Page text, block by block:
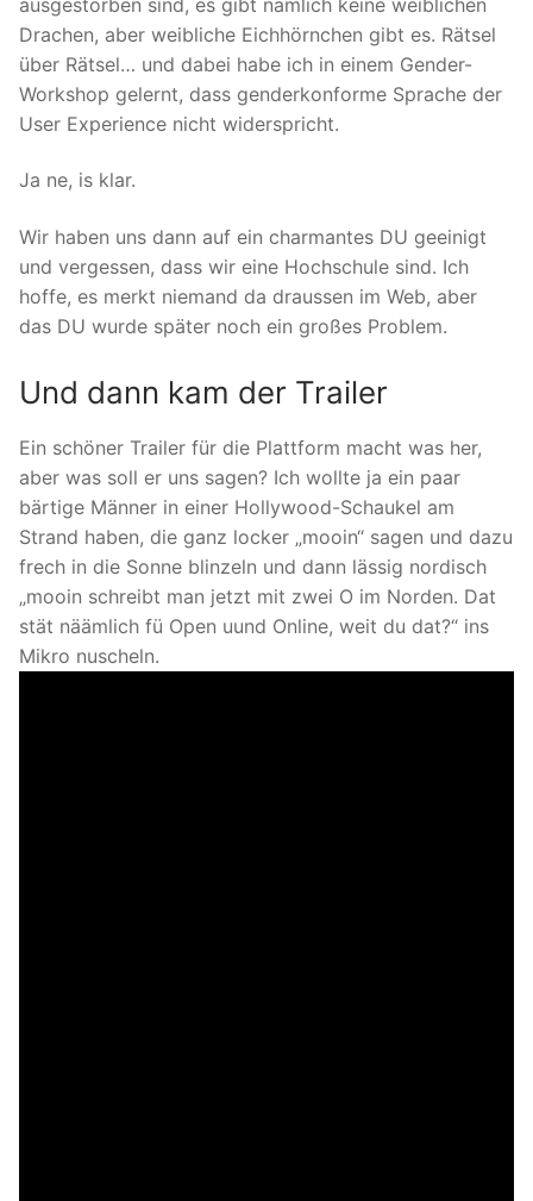
Drachen, aber weibliche Eichhörnchen gibt es. Rätsel
über Rätsel… und dabei habe ich in einem Gender-
Workshop gelernt, dass genderkonforme Sprache der
User Experience nicht widerspricht.
Ja ne, is klar.
Wir haben uns dann auf ein charmantes DU geeinigt
und vergessen, dass wir eine Hochschule sind. Ich
hoffe, es merkt niemand da draussen im Web, aber
das DU wurde später noch ein großes Problem.
Und dann kam der Trailer
Ein schöner Trailer für die Plattform macht was her,
aber was soll er uns sagen? Ich wollte ja ein paar
bärtige Männer in einer Hollywood-Schaukel am
Strand haben, die ganz locker „mooin“ sagen und dazu
frech in die Sonne blinzeln und dann lässig nordisch
„mooin schreibt man jetzt mit zwei O im Norden. Dat
stät näämlich fü Open uund Online, weit du dat?“ ins
Mikro nuscheln.